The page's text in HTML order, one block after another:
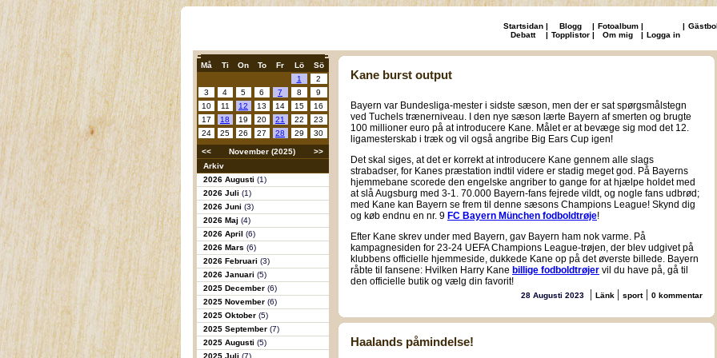
Startsidan | Blogg | Fotoalbum | |
Debatt
| Topplistor | Om mig | Logga in
Må Ti On To Fr Lö
Sö
1
2
3
4 5 6 7 8
9
10
11 12 13 14 15
16
17
18 19 20 21 22
23
24
25 26 27 28 29 30
<< November (2025)
>>
Arkiv
2026 Augusti (1)
2026 Juli (1)
2026 Juni (3)
2026 Maj (4)
2026 April (6)
2026 Mars (6)
2026 Februari (3)
2026 Januari (5)
2025 December (6)
2025 November (6)
2025 Oktober (5)
2025 September (7)
2025 Augusti (5)
2025 Juli (7)
Kane burst output
Bayern var Bundesliga-mester i sidste sæson, men der er sat spørgsmålstegn
ved Tuchels trænerniveau. I den nye sæson lærte Bayern af smerten og brugte
100 millioner euro på at introducere Kane. Målet er at bevæge sig mod det 12.
ligamesterskab i træk og vil også angribe Big Ears Cup igen!
Det skal siges, at det er korrekt at introducere Kane gennem alle slags
strabadser, for Kanes præstation indtil videre er stadig meget god. På Bayerns
hjemmebane scorede den engelske angriber to gange for at hjælpe holdet med
at slå Augsburg med 3-1. 70.000 Bayern-fans fejrede vildt, og nogle fans udbrød;
med Kane kan Bayern se frem til denne sæsons Champions League! Skynd dig
og køb endnu en nr. 9 FC Bayern München fodboldtrøje!
Efter Kane skrev under med Bayern, gav Bayern ham nok varme. På
kampagnesiden for 23-24 UEFA Champions League-trøjen, der blev udgivet på
klubbens officielle hjemmeside, dukkede Kane op på det øverste billede. Bayern
råbte til fansene: Hvilken Harry Kane billige fodboldtrøjer vil du have på, gå til
den officielle butik og vælg din favorit!
28 Augusti 2023 | Länk | sport| 0 kommentar
Haalands påmindelse!